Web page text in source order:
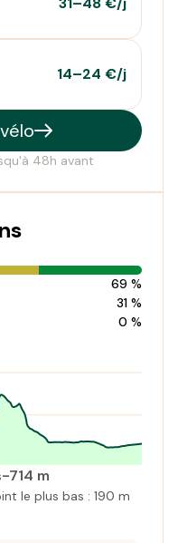
14–24 €/j
48h avant
69 %
31 %
0 %
-714 m
le plus bas : 190 m